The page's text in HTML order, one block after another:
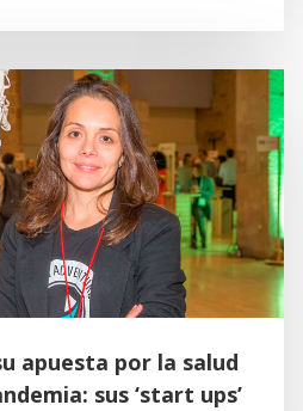
apuesta por la salud
sus ‘start ups’